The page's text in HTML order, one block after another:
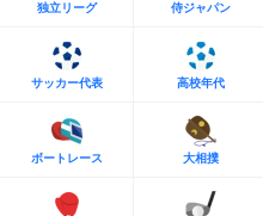
独立リーグ 侍ジャパン
サッカー代表 高校年代
ボートレース 大相撲